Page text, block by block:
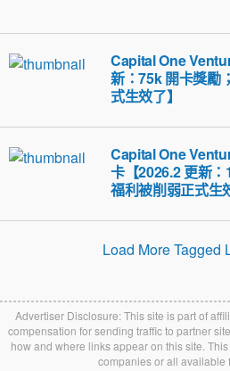
Capital One
新：75k 開卡獎勵
式生效了】
Capital One
卡【2026.2 更新
福利被削弱正式生
Load More
Advertiser Disclosure: This site is part of
compensation for sending traffic to partner
how and where links appear on this site.
companies or all available